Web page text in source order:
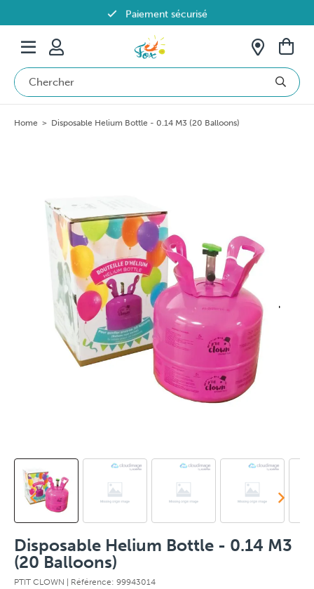
Paiement sécurisé
Livraison offerte dès 69€ en Belgique
Home > Disposable Helium Bottle - 0.14 M3 (20 Balloons)
Disposable Helium Bottle - 0.14 M3
(20 Balloons)
PTIT CLOWN | Référence: 99943014